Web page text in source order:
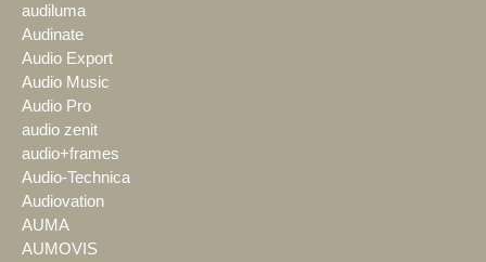
audiluma
Audinate
Audio Export
Audio Music
Audio Pro
audio zenit
audio+frames
Audio-Technica
Audiovation
AUMA
AUMOVIS